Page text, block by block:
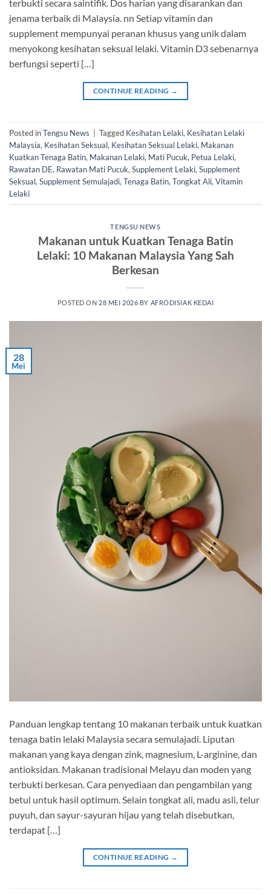
terbukti secara saintifik. Dos harian yang disarankan dan
jenama terbaik di Malaysia. nn Setiap vitamin dan
supplement mempunyai peranan khusus yang unik dalam
menyokong kesihatan seksual lelaki. Vitamin D3 sebenarnya
berfungsi seperti […]
CONTINUE READING →
Posted inTengsu News | Tagged Kesihatan Lelaki, Kesihatan Lelaki
Malaysia, Kesihatan Seksual, Kesihatan Seksual Lelaki, Makanan
Kuatkan Tenaga Batin, Makanan Lelaki, Mati Pucuk, Petua Lelaki,
Rawatan DE, Rawatan Mati Pucuk, Supplement Lelaki, Supplement
Seksual, Supplement Semulajadi, Tenaga Batin, Tongkat Ali, Vitamin
Lelaki
TENGSU NEWS
Makanan untuk Kuatkan Tenaga Batin
Lelaki: 10 Makanan Malaysia Yang Sah
Berkesan
POSTED ON 28 MEI 2026 BY AFRODISIAK KEDAI
28
Mei
Panduan lengkap tentang 10 makanan terbaik untuk kuatkan
tenaga batin lelaki Malaysia secara semulajadi. Liputan
makanan yang kaya dengan zink, magnesium, L-arginine, dan
antioksidan. Makanan tradisional Melayu dan moden yang
terbukti berkesan. Cara penyediaan dan pengambilan yang
betul untuk hasil optimum. Selain tongkat ali, madu asli, telur
puyuh, dan sayur-sayuran hijau yang telah disebutkan,
terdapat […]
CONTINUE READING →